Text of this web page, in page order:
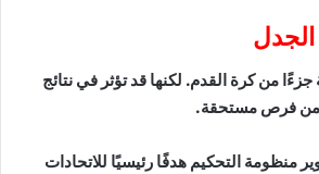
الجدل
جزءًا من كرة القدم. لكنها قد تؤثر في نتائج
من فرص مستحقة.
منظومة التحكيم هدفًا رئيسيًا للاتحادات